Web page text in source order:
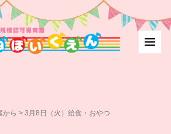
から > 3月8日（火）給食・おやつ